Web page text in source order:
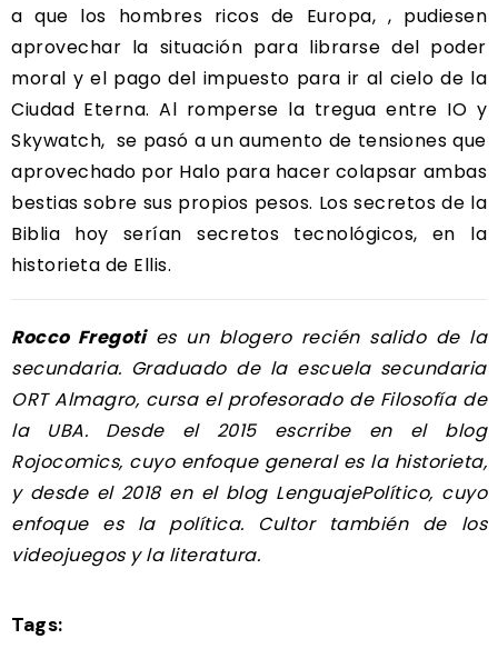
a que los hombres ricos de Europa, , pudiesen
aprovechar la situación para librarse del poder
moral y el pago del impuesto para ir al cielo de la
Ciudad Eterna. Al romperse la tregua entre IO y
Skywatch, se pasó a un aumento de tensiones que
aprovechado por Halo para hacer colapsar ambas
bestias sobre sus propios pesos. Los secretos de la
Biblia hoy serían secretos tecnológicos, en la
historieta de Ellis.
Rocco Fregoties un blogero recién salido de la
secundaria. Graduado de la escuela secundaria
ORT Almagro, cursa el profesorado de Filosofía de
la UBA. Desde el 2015 escrribe en el blog
Rojocomics, cuyo enfoque general es la historieta,
y desde el 2018 en el blog LenguajePolítico, cuyo
enfoque es la política. Cultor también de los
videojuegos y la literatura.
Tags: